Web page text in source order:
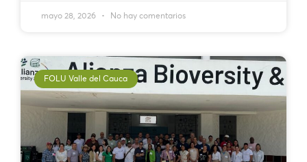
mayo 28, 2026 No hay comentarios
FOLU Valle del Cauca